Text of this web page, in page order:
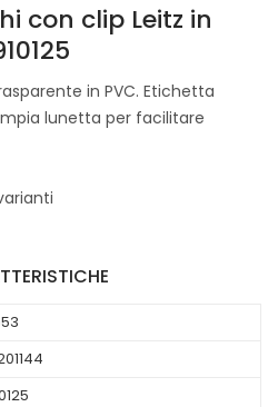
con clip Leitz in
in PVC. Etichetta
lunetta per facilitare